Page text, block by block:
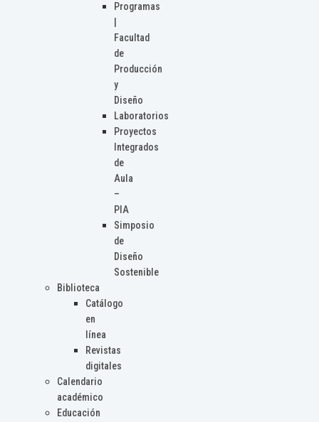
Programas
Facultad
de
Producción
y
Diseño
Laboratorios
Proyectos
Integrados
de
Aula
–
PIA
Simposio
de
Diseño
Sostenible
Biblioteca
Catálogo
en
línea
Revistas
digitales
Calendario
académico
Educación